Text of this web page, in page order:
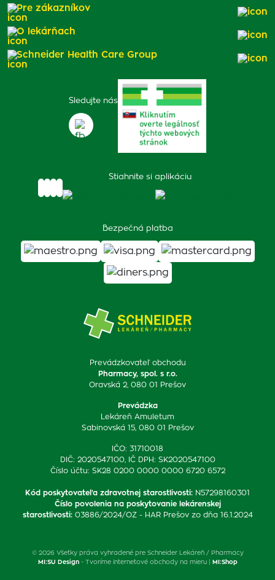
Prevádzkovateľ obchodu
Pharmacy, spol. s r.o.
Oravská 2, 080 01 Prešov
Prevádzka
Lekáreň Amuletum
Sabinovská 15, 080 01 Prešov
IČO: 31710018
DIČ: 2020547100, IČ DPH: SK2020547100
Číslo účtu: SK28 0200 0000 0000 6720 6572
Kód poskytovateľa zdravotnej starostlivosti: N57298160301
Číslo povolenia na poskytovanie lekárenskej
starostlivosti: 03886/2024/OZ - HAR Prešov zo dňa 16.1.2024
Sledujte nás
Stiahnite si aplikáciu
Bezpečná platba
Pre zákazníkov
O lekárňach
Schneider Health Care Group
© 2026 Všetky práva vyhradené pre Schneider Lekáreň / Pharmacy
MI:SU Design- Tvoríme internetové obchody na mieru | MI:Shop